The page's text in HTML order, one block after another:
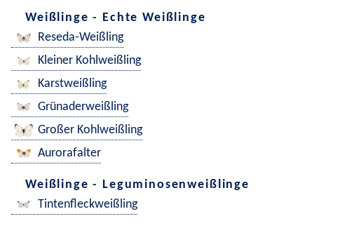
Weißlinge - Echte Weißlinge
Reseda-Weißling
Kleiner Kohlweißling
Karstweißling
Grünaderweißling
Großer Kohlweißling
Aurorafalter
Weißlinge - Leguminosenweißlinge
Tintenfleckweißling